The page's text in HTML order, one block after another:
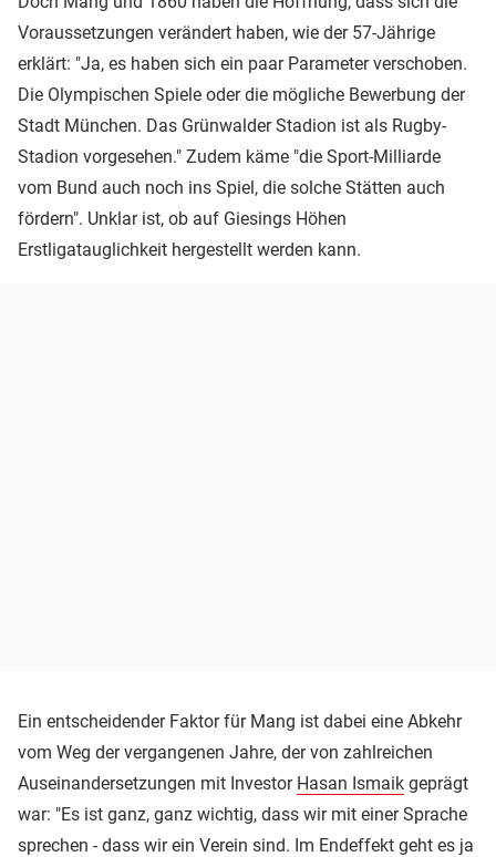
Voraussetzungen verändert haben, wie der 57-Jährige
erklärt: "Ja, es haben sich ein paar Parameter verschoben.
Die Olympischen Spiele oder die mögliche Bewerbung der
Stadt München. Das Grünwalder Stadion ist als Rugby-
Stadion vorgesehen." Zudem käme "die Sport-Milliarde
vom Bund auch noch ins Spiel, die solche Stätten auch
fördern". Unklar ist, ob auf Giesings Höhen
Erstligatauglichkeit hergestellt werden kann.
Ein entscheidender Faktor für Mang ist dabei eine Abkehr
vom Weg der vergangenen Jahre, der von zahlreichen
Auseinandersetzungen mit Investor Hasan Ismaik geprägt
war: "Es ist ganz, ganz wichtig, dass wir mit einer Sprache
sprechen - dass wir ein Verein sind. Im Endeffekt geht es ja